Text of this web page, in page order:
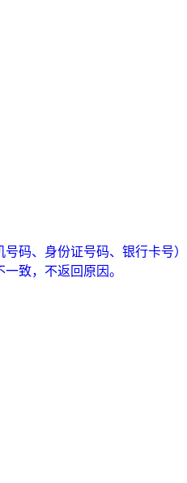
码、身份证号码、银行卡号）
致，不返回原因。